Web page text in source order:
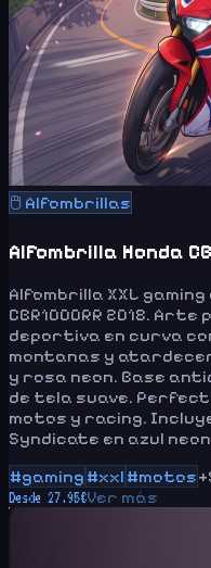
🖱️ Alfombrillas
Alfombrilla Honda
Alfombrilla XXL
CBR1000RR 2018.
deportiva en curva
montanas y
y rosa neon. Base
de tela suave.
motos y racing.
Syndicate en azul
#gaming #xxl #motos+
Desde 27.95€Ver más